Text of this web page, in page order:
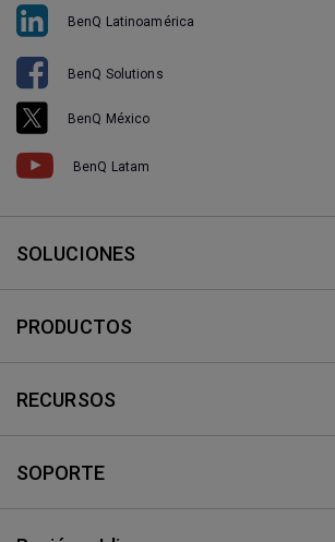
BenQ Latinoamérica
BenQ Solutions
BenQ México
BenQ Latam
SOLUCIONES
PRODUCTOS
RECURSOS
SOPORTE